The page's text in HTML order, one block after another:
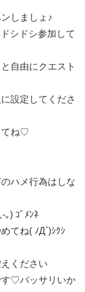
しましょ♪
シドシ参加して
自由にクエスト
設定してくださ
てね♡
ハメ行為はしな
｡) ｺﾞﾒﾝﾈ
てね( ﾉД`)ｼｸｼ
ください
す♡バッサリいか